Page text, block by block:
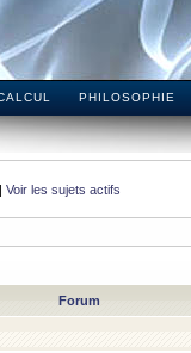
PHILOSOPHIE
| Voir les sujets actifs
Forum